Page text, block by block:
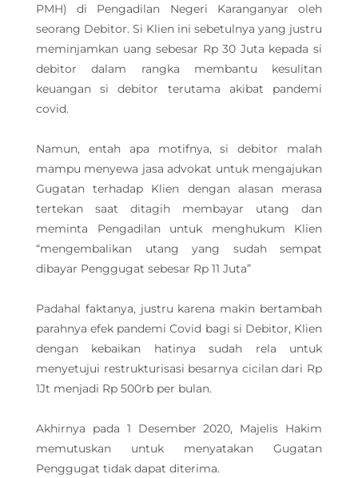
PMH) di Pengadilan Negeri Karanganyar oleh
seorang Debitor. Si Klien ini sebetulnya yang justru
meminjamkan uang sebesar Rp 30 Juta kepada si
debitor dalam rangka membantu kesulitan
keuangan si debitor terutama akibat pandemi
covid.
Namun, entah apa motifnya, si debitor malah
mampu menyewa jasa advokat untuk mengajukan
Gugatan terhadap Klien dengan alasan merasa
tertekan saat ditagih membayar utang dan
meminta Pengadilan untuk menghukum Klien
“mengembalikan utang yang sudah sempat
dibayar Penggugat sebesar Rp 11 Juta”
Padahal faktanya, justru karena makin bertambah
parahnya efek pandemi Covid bagi si Debitor, Klien
dengan kebaikan hatinya sudah rela untuk
menyetujui restrukturisasi besarnya cicilan dari Rp
1Jt menjadi Rp 500rb per bulan.
Akhirnya pada 1 Desember 2020, Majelis Hakim
memutuskan untuk menyatakan Gugatan
Penggugat tidak dapat diterima.